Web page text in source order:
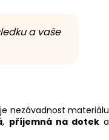
a vaše
nezávadnost materiálu
, příjemná na doteka